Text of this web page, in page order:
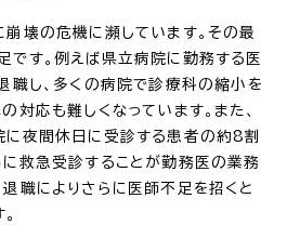
壊の危機に瀕しています。その最
です。例えば県立病院に勤務する医
し、多くの病院で診療科の縮小を
対応も難しくなっています。また、
に夜間休日に受診する患者の約8割
に救急受診することが勤務医の業務
職によりさらに医師不足を招くと